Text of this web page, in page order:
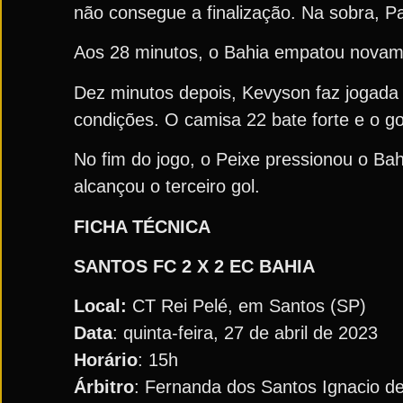
não consegue a finalização. Na sobra,
Aos 28 minutos, o Bahia empatou
Dez minutos depois, Kevyson faz
condições. O camisa 22 bate forte e o
No fim do jogo, o Peixe pressionou o
alcançou o terceiro gol.
FICHA TÉCNICA
SANTOS FC 2 X 2 EC BAHIA
Local: CT Rei Pelé, em Santos (SP)
Data: quinta-feira, 27 de abril de 2023
Horário: 15h
Árbitro: Fernanda dos Santos Ignacio